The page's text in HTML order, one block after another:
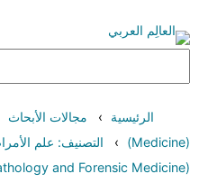
المحتوى
الرئيسية مجالات الأبحاث
(Medicine)
التصنيف: علم
(Pathology and Forensic Medicine)